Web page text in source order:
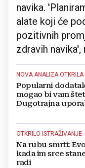
navika.
alate koji će
pozitivnih
zdravih navika',
NOVA ANALIZA OTKRILA
Popularni
mogao bi vam
Dugotrajna
OTKRILO ISTRAŽIVANJE
Na rubu smrti:
kada im srce
radi